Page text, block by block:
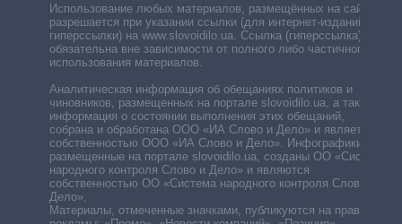
Использование любых материалов, размещённых на сайте,
разрешается при указании ссылки (для интернет-изданий —
гиперссылки) на www.slovoidilo.ua. Ссылка (гиперссылка)
обязательна вне зависимости от полного либо частичного
использования материалов.
Аналитическая информация об обещаниях политиков и
чиновников, размещенных на портале slovoidilo.ua, а также
информация о состоянии выполнения этих обещаний,
собрана и обработана ООО «ИА Слово и Дело» и является
собственностью ООО «ИА Слово и Дело». Инфографики,
размещенные на портале slovoidilo.ua, созданы ОО «Система
народного контроля Слово и Дело» и являются
собственностью ОО «Система народного контроля Слово и
Дело».
Материалы, отмеченные значками, публикуются на правах